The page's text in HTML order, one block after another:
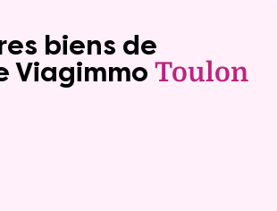
biens de
Viagimmo Toulon